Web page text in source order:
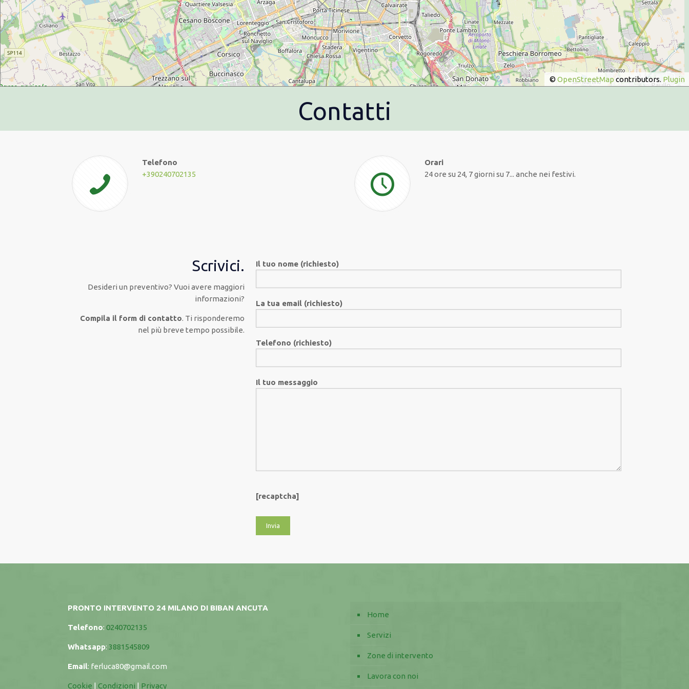
©OpenStreetMapcontributors. Plugin
Contatti
Telefono
+390240702135
Orari
24 ore su 24, 7 giorni su 7... anche nei festivi.
Scrivici.
Desideri un preventivo? Vuoi avere maggiori
informazioni?
Compila il form di contatto. Ti risponderemo
nel più breve tempo possibile.
Il tuo nome (richiesto)
La tua email (richiesto)
Telefono (richiesto)
Il tuo messaggio
[recaptcha]
PRONTO INTERVENTO 24 MILANO DI BIBAN ANCUTA
Telefono:0240702135
Whatsapp:3881545809
Email: ferluca80@gmail.com
Cookie |Condizioni | Privacy
Home
Servizi
Zone di intervento
Lavora con noi